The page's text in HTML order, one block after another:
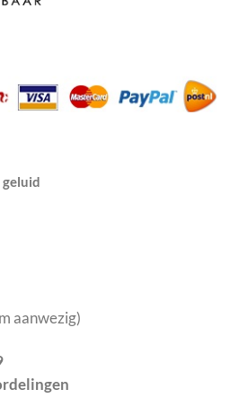
aanwezig)